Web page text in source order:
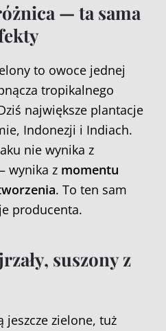
— ta sama
to owoce jednej
tropikalnego
największe plantacje
Indonezji i Indiach.
nie wynika z
wynika z momentu
. To ten sam
producenta.
suszony z
jeszcze zielone, tuż